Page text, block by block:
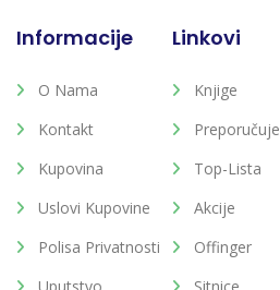
Informacije
O Nama
Kontakt
Kupovina
Uslovi Kupovine
Polisa Privatnosti
Uputstvo
Linkovi
Knjige
Top-Lista
Akcije
Offinger
Sitnice